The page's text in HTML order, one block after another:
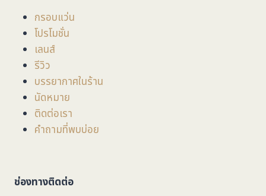
กรอบแว่น
โปรโมชั่น
เลนส์
รีวิว
บรรยากาศในร้าน
นัดหมาย
ติดต่อเรา
คำถามที่พบบ่อย
ช่องทางติดต่อ